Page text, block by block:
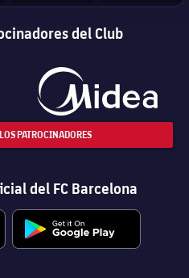
del Club
PATROCINADORES
del FC Barcelona